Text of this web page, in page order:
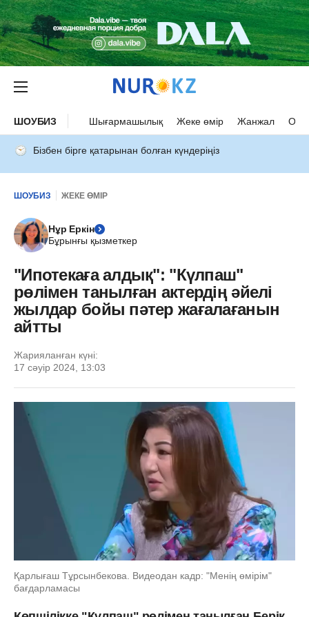
ШОУБИЗ Шығармашылық Жеке өмір Жанжал
Бізбен бірге қатарынан болған күндеріңіз
ШОУБИЗ ЖЕКЕ ӨМІР
Нұр Еркін
Бұрынғы қызметкер
"Ипотекаға алдық": "Күлпаш"
рөлімен танылған актердің әйелі
жылдар бойы пәтер жағалағанын
айтты
Жарияланған күні:
17 сәуір 2024, 13:03
Қарлығаш Тұрсынбекова. Видеодан кадр: "Менің өмірім"
бағдарламасы